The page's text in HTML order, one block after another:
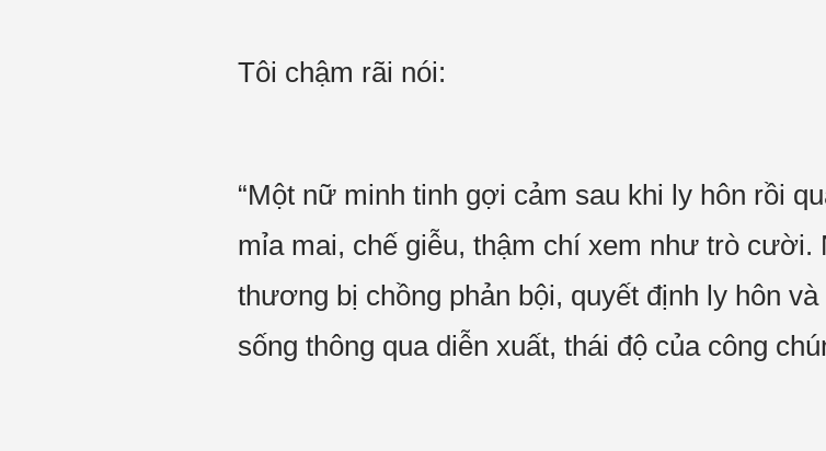
Tôi chậm rãi nói:
“Một nữ minh tinh gợi cảm sau khi ly hôn rồi
mỉa mai, chế giễu, thậm chí xem như trò
thương bị chồng phản bội, quyết định ly hôn
sống thông qua diễn xuất, thái độ của công